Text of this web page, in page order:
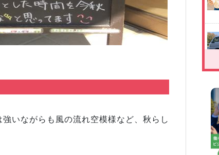
いながらも風の流れ空模様など、秋らし